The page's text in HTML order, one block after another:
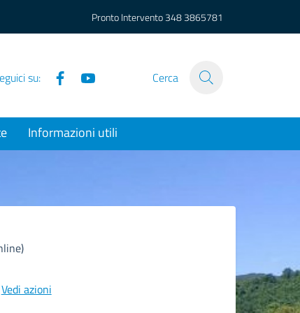
Pronto Intervento348 3865781
su: Facebook Cerca
Informazioni utili
Vedi azioni